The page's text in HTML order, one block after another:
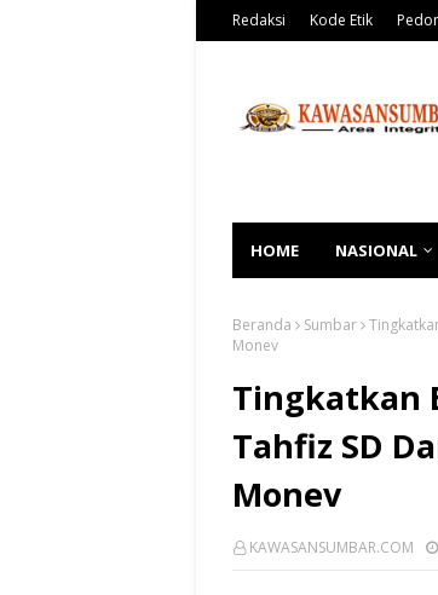
Redaksi Kode Etik
HOME NASIONAL
Beranda Sumbar
Monev
Tingkatkan
Tahfiz SD
Monev
KAWASANSUMBAR.COM